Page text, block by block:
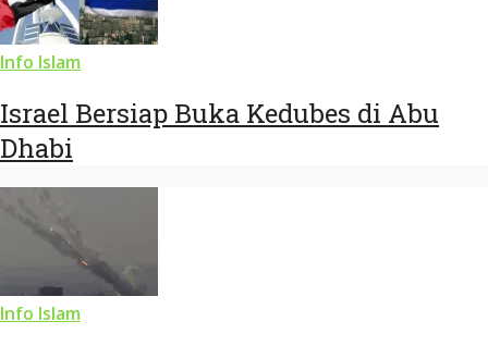
Info Islam
Israel Bersiap Buka Kedubes di Abu
Dhabi
Info Islam